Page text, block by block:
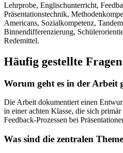
Lehrprobe, Englischunterricht,
Präsentationstechnik,
Americans, Sozialkompetenz,
Binnendifferenzierung,
Redemittel.
Häufig gestellte Fragen
Worum geht es in der Arbeit
Die Arbeit dokumentiert einen
in einer achten Klasse, die sich
Feedback-Prozessen bei
Was sind die zentralen